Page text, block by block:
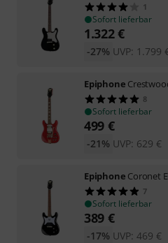
1
Sofort lieferbar
1.322€
UVP: 1.799
-27%
Epiphone
8
Sofort lieferbar
499 €
UVP: 629 €
-21%
Epiphone Coronet
7
Sofort lieferbar
389 €
UVP: 469 €
-17%